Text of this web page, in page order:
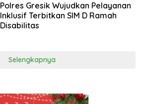
Polres Gresik Wujudkan Pelayanan
Inklusif Terbitkan SIM D Ramah
Disabilitas
Selengkapnya